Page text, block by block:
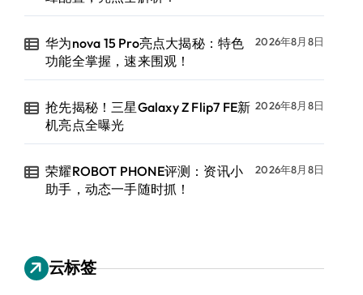
华为nova 15 Pro亮点大揭秘：特色
功能全掌握，速来围观！
2026年8月8日
抢先揭秘！三星Galaxy Z Flip7 FE新
机亮点全曝光
2026年8月8日
荣耀ROBOT PHONE评测：资讯小
助手，动态一手随时抓！
2026年8月8日
云标签